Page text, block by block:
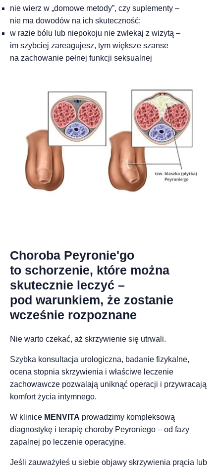
nie wierz w „domowe metody”, czy suplementy –
nie ma dowodów na ich skuteczność;
w razie bólu lub niepokoju nie zwlekaj z wizytą –
im szybciej zareagujesz, tym większe szanse
na zachowanie pełnej funkcji seksualnej
Choroba Peyronie'go
to schorzenie, które można
skutecznie leczyć –
pod warunkiem, że zostanie
wcześnie rozpoznane
Nie warto czekać, aż skrzywienie się utrwali.
Szybka konsultacja urologiczna, badanie fizykalne,
ocena stopnia skrzywienia i właściwe leczenie
zachowawcze pozwalają uniknąć operacji i przywracają
komfort życia intymnego.
W klinice MENVITA prowadzimy kompleksową
diagnostykę i terapię choroby Peyroniego – od fazy
zapalnej po leczenie operacyjne.
Jeśli zauważyłeś u siebie objawy skrzywienia prącia lub